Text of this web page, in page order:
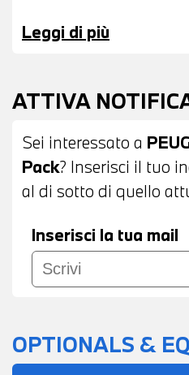
MONITOR CON
CLIMATIZZATORE
PROVA -
L'INTERO IMPORTO
Leggi di più
ATTIVA
Sei interessato a
Pack? Inserisci il tuo
al di sotto di quello
Inserisci la tua mail
OPTIONALS &